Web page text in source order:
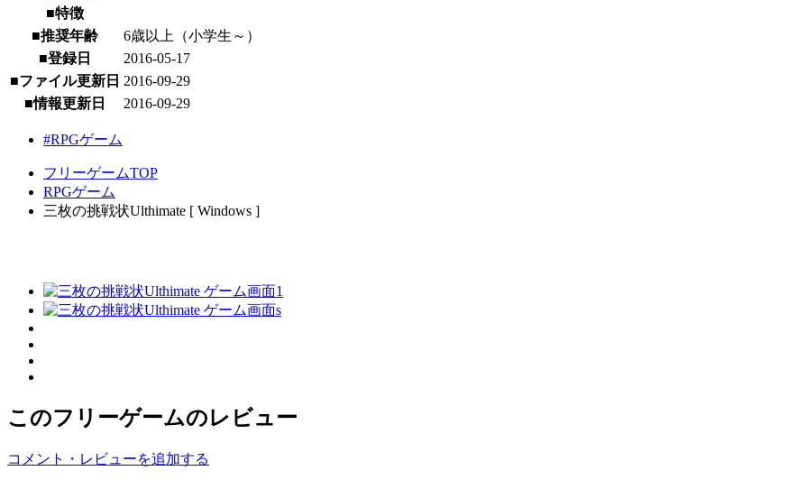
■特徴
■推奨年齢
6歳以上（小学生～）
■登録日
2016-05-17
■ファイル更新日 2016-09-29
■情報更新日
2016-09-29
#RPGゲーム
フリーゲームTOP
RPGゲーム
三枚の挑戦状Ulthimate [ Windows ]
このフリーゲームのレビュー
コメント・レビューを追加する